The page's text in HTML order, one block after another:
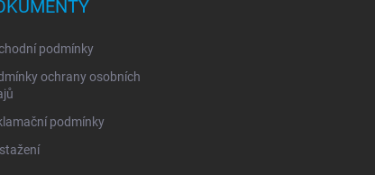
podmínky
ochrany osobních
podmínky